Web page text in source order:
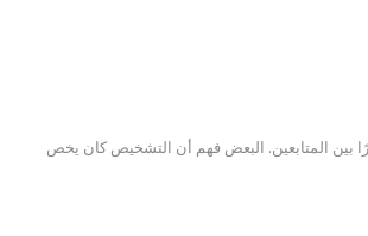
بين المتابعين. البعض فهم أن التشخيص كان يخص